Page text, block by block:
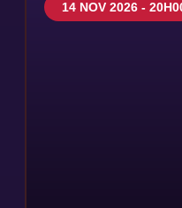
14 NOV 2026 -